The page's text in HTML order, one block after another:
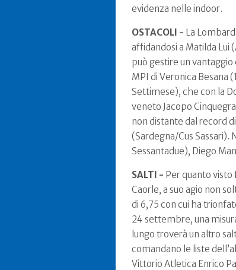
evidenza nelle indoor.
OSTACOLI - La
affidandosi a Matilda Lui
può gestire un vantaggio
MPI di Veronica Besana
Settimese), che con la
veneto Jacopo
non distante dal record
(Sardegna/Cus
Sessantadue), Diego
SALTI - Per quanto visto
Caorle, a suo agio non
di 6,75 con cui ha
24 settembre, una
lungo troverà un altro
comandano le liste
Vittorio Atletica Enrico